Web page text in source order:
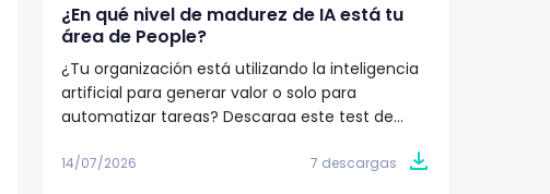
¿En qué nivel de madurez de IA está tu
área de People?
¿Tu organización está utilizando la inteligencia
artificial para generar valor o solo para
automatizar tareas? Descarga este test de
encuentra tu área de People. Obtén un plan de
14/07/2026 7 descargas